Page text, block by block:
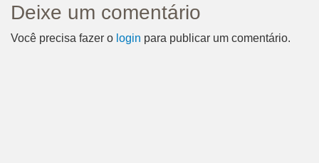
Deixe um comentário
Você precisa fazer o login para publicar um comentário.